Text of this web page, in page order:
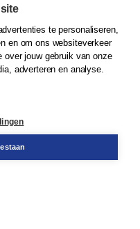
te personaliseren,
en om ons websiteverkeer
over jouw gebruik van onze
adverteren en analyse.